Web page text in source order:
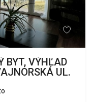
BYT, VÝHĽAD
UL.